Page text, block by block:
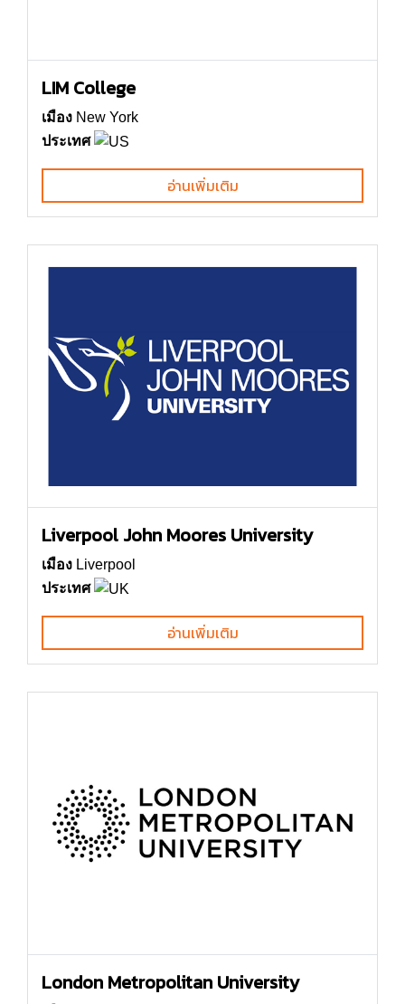
LIM College
เมือง New York
ประเทศ
อ่านเพิ่มเติม
Liverpool John Moores University
เมือง Liverpool
ประเทศ
อ่านเพิ่มเติม
London Metropolitan University